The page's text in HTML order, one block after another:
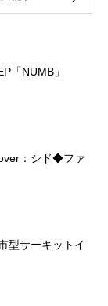
「NUMB」
：シド◆ファ
型サーキットイ